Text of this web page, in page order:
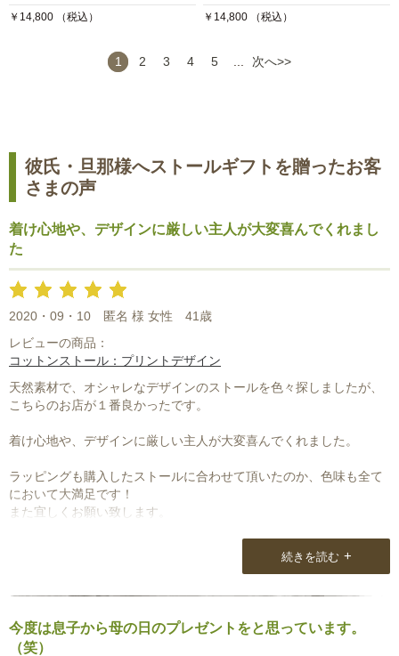
￥14,800 （税込）
￥14,800 （税込）
1 2 3 4 5 次へ>>
彼氏・旦那様へストールギフトを贈ったお客
さまの声
着け心地や、デザインに厳しい主人が大変喜んでくれまし
た
2020・09・10 匿名 様 女性
41歳
レビューの商品：
コットンストール：プリントデザイン
天然素材で、オシャレなデザインのストールを色々探しましたが、
こちらのお店が１番良かったです。
着け心地や、デザインに厳しい主人が大変喜んでくれました。
ラッピングも購入したストールに合わせて頂いたのか、色味も全て
において大満足です！
また宜しくお願い致します。
続きを読む +
今度は息子から母の日のプレゼントをと思っています。
（笑）